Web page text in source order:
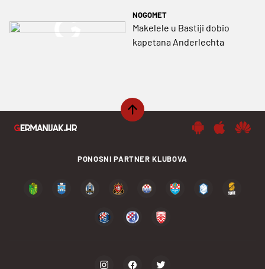
NOGOMET
Makelele u Bastiji dobio
kapetana Anderlechta
PONOSNI PARTNER KLUBOVA